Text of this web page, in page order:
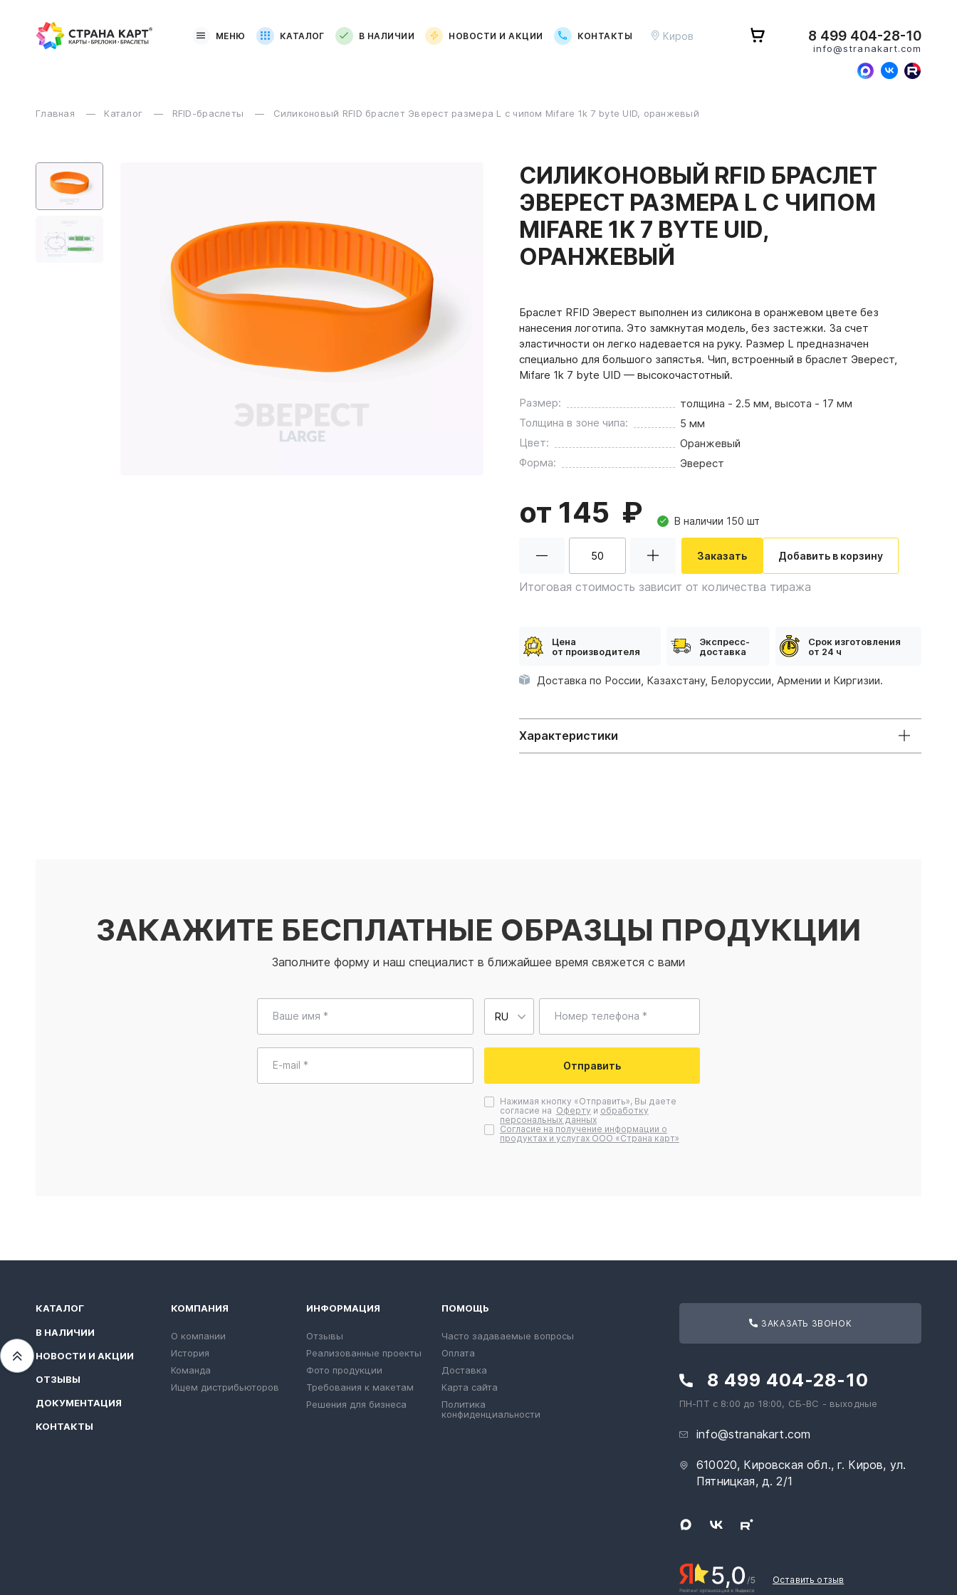
МЕНЮ КАТАЛОГ В НАЛИЧИИ НОВОСТИ И АКЦИИ КОНТАКТЫ Киров 8 499 404-28-10
info@stranakart.com
Главная Каталог RFID-браслеты Силиконовый RFID браслет Эверест размера L с чипом Mifare 1k 7 byte UID, оранжевый
СИЛИКОНОВЫЙ RFID БРАСЛЕТ
ЭВЕРЕСТ РАЗМЕРА L С ЧИПОМ
MIFARE 1K 7 BYTE UID,
ОРАНЖЕВЫЙ
Браслет RFID Эверест выполнен из силикона в оранжевом цвете без
нанесения логотипа. Это замкнутая модель, без застежки. За счет
эластичности он легко надевается на руку. Размер L предназначен
специально для большого запястья. Чип, встроенный в браслет Эверест,
Mifare 1k 7 byte UID — высокочастотный.
Размер:
толщина - 2.5 мм, высота - 17 мм
Толщина в зоне чипа:
5 мм
Цвет:
Оранжевый
Форма:
Эверест
от 145 В наличии 150 шт
Заказать Добавить в корзину
Итоговая стоимость зависит от количества тиража
Цена
от производителя
Экспресс-
доставка
Срок изготовления
от 24 ч
Доставка по России, Казахстану, Белоруссии, Армении и Киргизии.
Характеристики
ЗАКАЖИТЕ БЕСПЛАТНЫЕ ОБРАЗЦЫ ПРОДУКЦИИ
Заполните форму и наш специалист в ближайшее время свяжется с вами
Ваше имя * Номер телефона *
E-mail * Отправить
Нажимая кнопку «Отправить», Вы даете
согласие на Оферту и обработку
персональных данных
Согласие на получение информации о
продуктах и услугах ООО «Страна карт»
Переместиться вверх
КАТАЛОГ
В НАЛИЧИИ
НОВОСТИ И АКЦИИ
ОТЗЫВЫ
ДОКУМЕНТАЦИЯ
КОНТАКТЫ
КОМПАНИЯ
О компании
История
Команда
Ищем дистрибьюторов
ИНФОРМАЦИЯ
Отзывы
Реализованные проекты
Фото продукции
Требования к макетам
Решения для бизнеса
ПОМОЩЬ
Часто задаваемые вопросы
Оплата
Доставка
Карта сайта
Политика
конфиденциальности
ЗАКАЗАТЬ ЗВОНОК
8 499 404-28-10
ПН-ПТ с 8:00 до 18:00, СБ-ВС - выходные
info@stranakart.com
610020, Кировская обл., г. Киров, ул.
Пятницкая, д. 2/1
Оставить отзыв